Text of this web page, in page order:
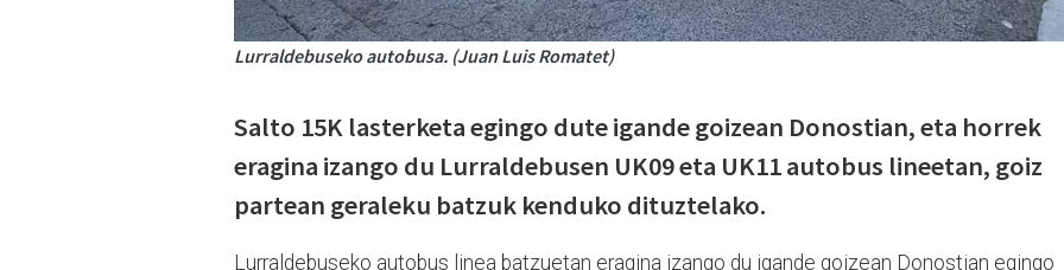
Lurraldebuseko autobusa. (Juan Luis Romatet)
Salto 15K lasterketa egingo dute igande goizean Donostian, eta horrek
eragina izango du Lurraldebusen UK09 eta UK11 autobus lineetan, goiz
partean geraleku batzuk kenduko dituztelako.
Lurraldebuseko autobus linea batzuetan eragina izango du igande goizean Donostian egingo